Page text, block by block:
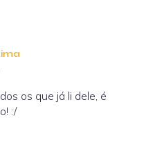
os que já li dele, é
:/